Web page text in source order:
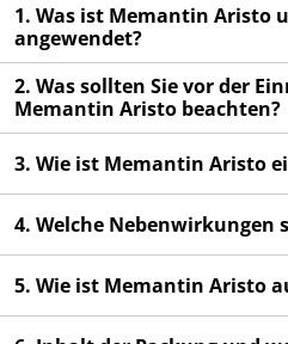
verschrieben. Geben
Es kann anderen
diese die gleichen
Wenn Sie
für Nebenwirkungen, die
Packungsbeilage
4.
1. Was ist Memantin Aristo
angewendet?
2. Was sollten Sie vor der
Memantin Aristo beachten?
3. Wie ist Memantin Aristo
4. Welche Nebenwirkungen
5. Wie ist Memantin Aristo